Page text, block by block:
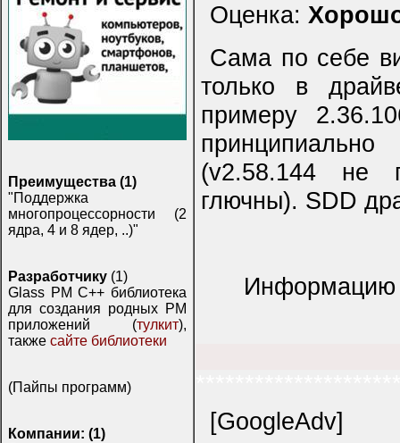
Преимущества (1)
"Поддержка
многопроцессорности (2
ядра, 4 и 8 ядер, ..)"
Разработчику (1)
Glass PM C++ библиотека
для создания родных PM
приложений (тулкит),
также сайте библиотеки
(Пайпы программ)
Компании: (1)
Оценка:
Сама по себе
только в
примеру
(v2.58.144 не
глючны). SDD
[GoogleAdv]